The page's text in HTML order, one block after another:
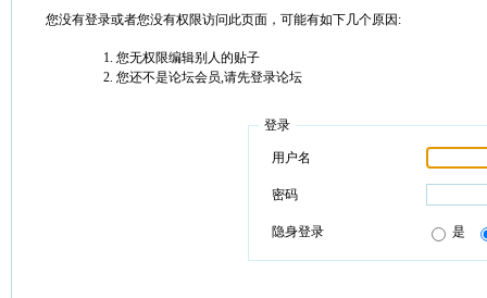
您没有登录或者您没有权限访问此页面，可能有如下几个原因:
您无权限编辑别人的贴子
您还不是论坛会员,请先登录论坛
登录
用户名
密码
隐身登录 是